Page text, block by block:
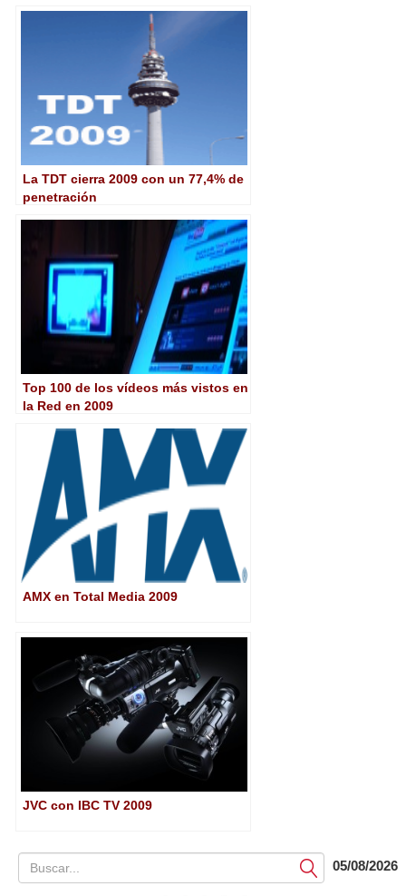
La TDT cierra 2009 con un 77,4% de
penetración
Top 100 de los vídeos más vistos en
la Red en 2009
AMX en Total Media 2009
JVC con IBC TV 2009
Submit05/08/2026